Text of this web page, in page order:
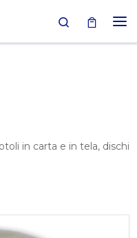
Search
in carta e in tela, dischi